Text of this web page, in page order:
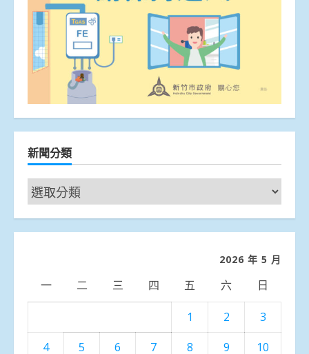
新聞分類
新
聞
分
2026 年 5 月
一 二 三 四 五 六 日
1 2
3
4
5 6 7 8 9
10